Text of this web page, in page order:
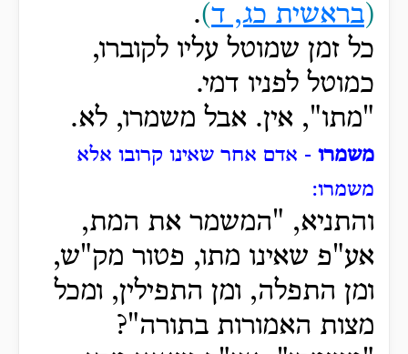
(בראשית כג, ד)
.
כל זמן שמוטל עליו לקוברו,
כמוטל לפניו דמי.
"מתו", אין. אבל משמרו, לא.
משמרו - אדם אחר שאינו קרובו אלא
משמרו:
והתניא, "המשמר את המת,
אע"פ שאינו מתו, פטור מק"ש,
ומן התפלה, ומן התפילין, ומכל
מצות האמורות בתורה"?